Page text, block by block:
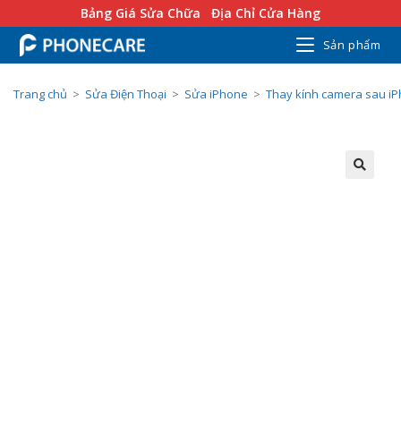
Bảng Giá Sửa Chữa Địa Chỉ Cửa Hàng
Sản phẩm
Trang chủ > Sửa Điện Thoại > Sửa iPhone > Thay kính camera sau